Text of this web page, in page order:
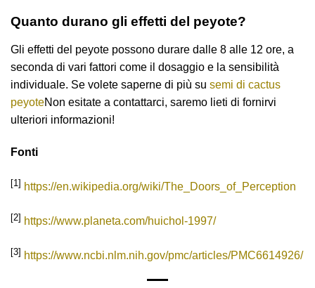
Quanto durano gli effetti del peyote?
Gli effetti del peyote possono durare dalle 8 alle 12 ore, a
seconda di vari fattori come il dosaggio e la sensibilità
individuale. Se volete saperne di più su semi di cactus
peyoteNon esitate a contattarci, saremo lieti di fornirvi
ulteriori informazioni!
Fonti
[1] https://en.wikipedia.org/wiki/The_Doors_of_Perception
[2] https://www.planeta.com/huichol-1997/
[3] https://www.ncbi.nlm.nih.gov/pmc/articles/PMC6614926/